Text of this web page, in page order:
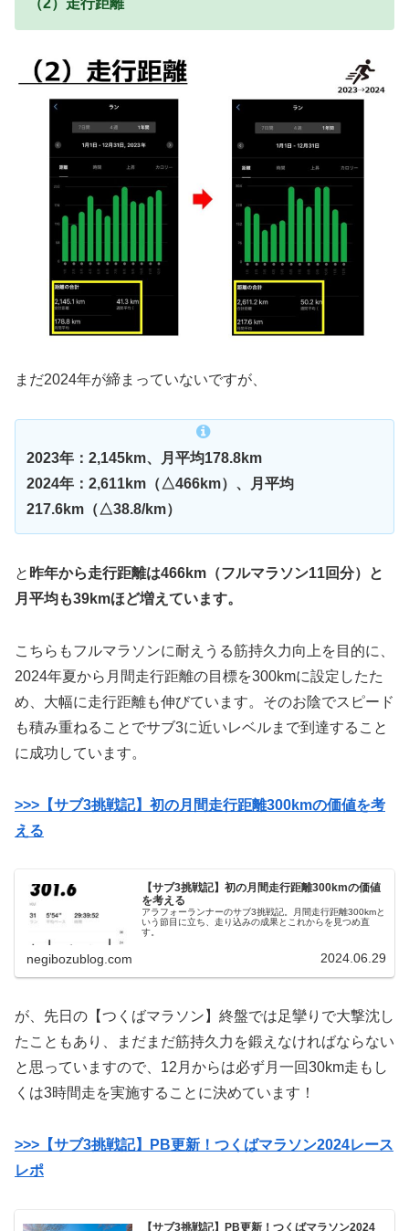
まだ2024年が締まっていないですが、
2023年：2,145km、月平均178.8km
2024年：2,611km（△466km）、月平均
217.6km（△38.8/km）
と 昨年から走行距離は466km（フルマラソン11回分）と
月平均も39kmほど増えています。
こちらもフルマラソンに耐えうる筋持久力向上を目的に、
2024年夏から月間走行距離の目標を300kmに設定したた
め、大幅に走行距離も伸びています。そのお陰でスピード
も積み重ねることでサブ3に近いレベルまで到達すること
に成功しています。
>>>【サブ3挑戦記】初の月間走行距離300kmの価値を考
える
【サブ3挑戦記】初の月間走行距離300kmの価値
を考える
アラフォーランナーのサブ3挑戦記。月間走行距離300kmと
いう節目に立ち、走り込みの成果とこれからを見つめ直
す。
negibozublog.com 2024.06.29
が、先日の【つくばマラソン】終盤では足攣りで大撃沈し
たこともあり、まだまだ筋持久力を鍛えなければならない
と思っていますので、12月からは必ず月一回30km走もし
くは3時間走を実施することに決めています！
>>>【サブ3挑戦記】PB更新！つくばマラソン2024レース
レポ
【サブ3挑戦記】PB更新！つくばマラソン2024